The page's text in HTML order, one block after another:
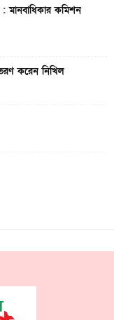
: মানবাধিকার কমিশন
করেন নিখিল